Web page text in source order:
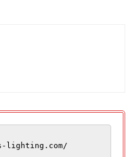
lighting.com/